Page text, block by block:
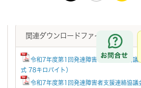
お問合せ
関連ダウンロードファイル
令和7年度第1回発達障害者支援連絡協議
式 78キロバイト）
令和7年度第1回発達障害者支援連絡協議